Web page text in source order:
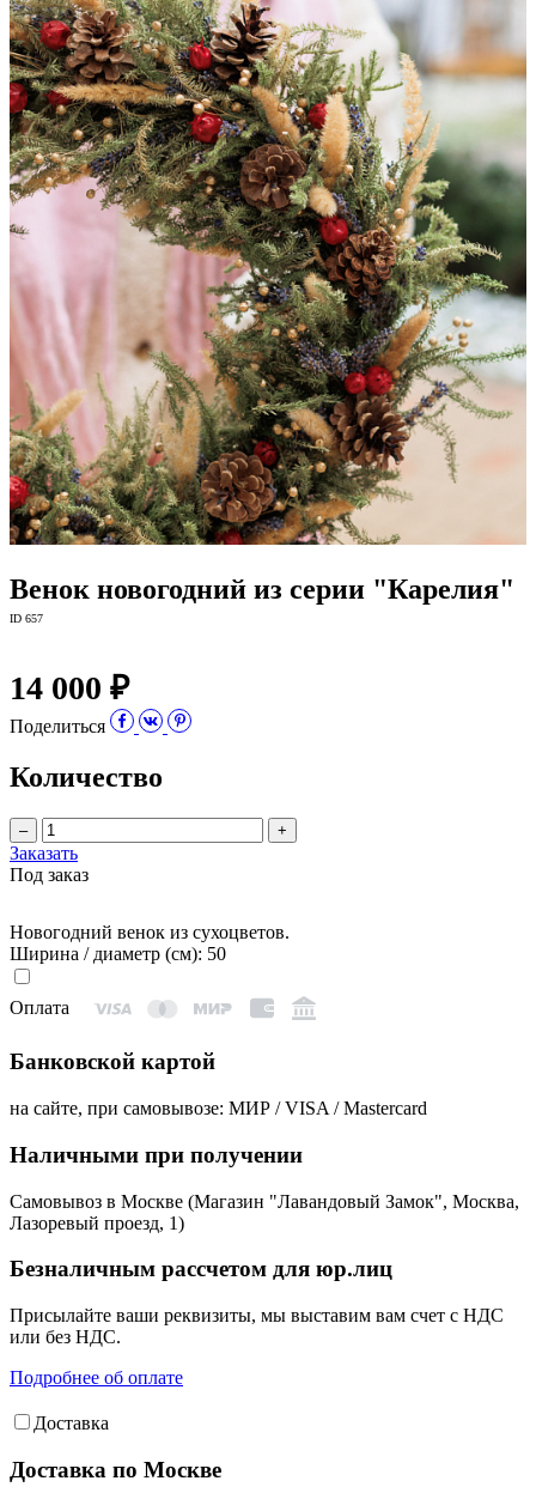
Венок новогодний из серии "Карелия"
ID 657
14 000 ₽
Поделиться
Количество
– +
Заказать
Под заказ
Новогодний венок из сухоцветов.
Ширина / диаметр (см): 50
Оплата
Банковской картой
на сайте, при самовывозе: МИР / VISA / Mastercard
Наличными при получении
Самовывоз в Москве (Магазин "Лавандовый Замок", Москва,
Лазоревый проезд, 1)
Безналичным рассчетом для юр.лиц
Присылайте ваши реквизиты, мы выставим вам счет с НДС
или без НДС.
Подробнее об оплате
Доставка
Доставка по Москве